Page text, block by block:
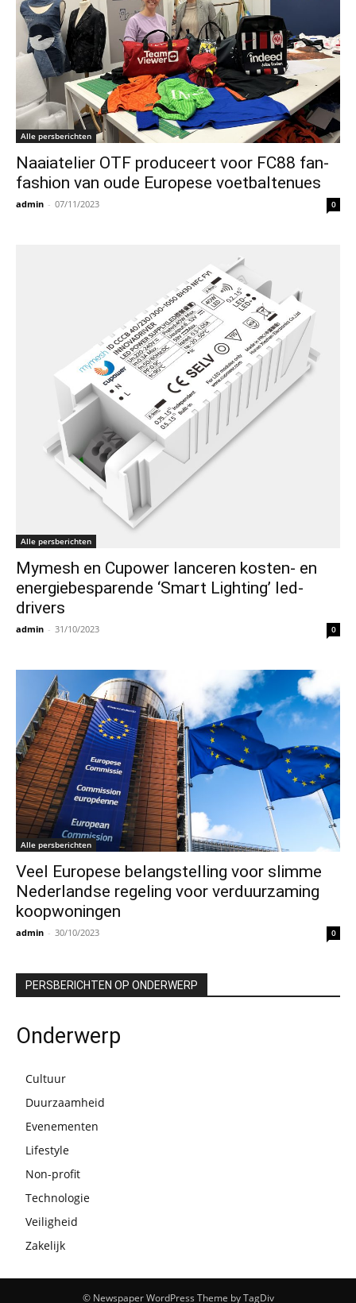
Alle persberichten
Naaiatelier OTF produceert voor FC88 fan-
fashion van oude Europese voetbaltenues
admin - 07/11/2023 0
Alle persberichten
Mymesh en Cupower lanceren kosten- en
energiebesparende ‘Smart Lighting’ led-
drivers
admin - 31/10/2023 0
Alle persberichten
Veel Europese belangstelling voor slimme
Nederlandse regeling voor verduurzaming
koopwoningen
admin - 30/10/2023 0
PERSBERICHTEN OP ONDERWERP
Onderwerp
Cultuur
Duurzaamheid
Evenementen
Lifestyle
Non-profit
Technologie
Veiligheid
Zakelijk
© Newspaper WordPress Theme by TagDiv